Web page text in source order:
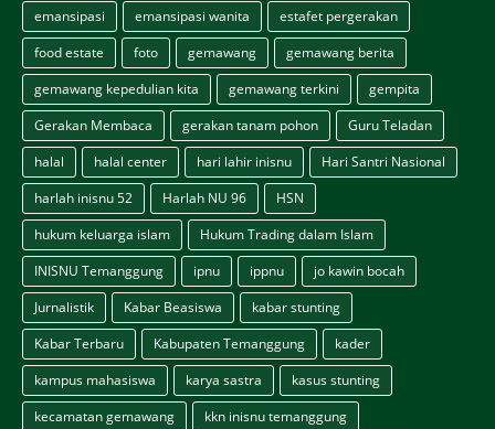
emansipasi
emansipasi wanita
estafet pergerakan
food estate
foto gemawang
gemawang berita
gemawang kepedulian kita
gemawang terkini
gempita
Gerakan Membaca
gerakan tanam pohon
Guru Teladan
halal
halal center hari lahir inisnu
Hari Santri Nasional
harlah inisnu 52
Harlah NU 96
HSN
hukum keluarga islam
Hukum Trading dalam Islam
INISNU Temanggung
ipnu ippnu
jo kawin bocah
Jurnalistik
Kabar Beasiswa
kabar stunting
Kabar Terbaru
Kabupaten Temanggung
kader
kampus mahasiswa
karya sastra
kasus stunting
kecamatan gemawang
kkn inisnu temanggung